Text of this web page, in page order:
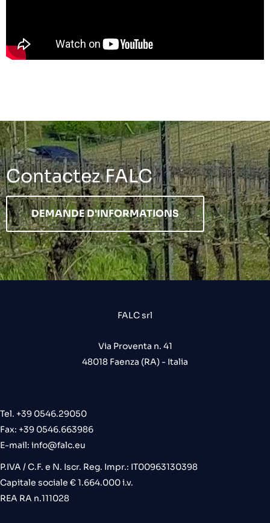
Contactez FALC
DEMANDE D'INFORMATIONS
FALC srl
Via Proventa n. 41
48018 Faenza (RA) - Italia
Tel. +39 0546.29050
Fax: +39 0546.663986
E-mail: info@falc.eu
P.IVA / C.F. e N. Iscr. Reg. Impr.: IT00963130398
Capitale sociale € 1.664.000 i.v.
REA RA n.111028